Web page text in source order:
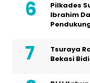
Pilkades
Ibrahim
Tsuraya
Bekasi